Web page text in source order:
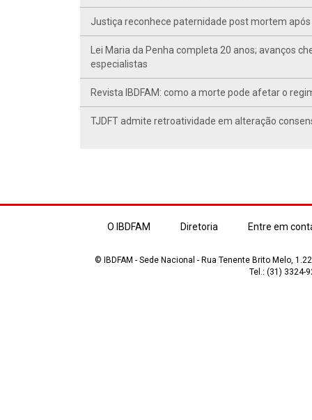
Justiça reconhece paternidade post mortem
Lei Maria da Penha completa 20 anos; avanços
especialistas
Revista IBDFAM: como a morte pode afetar o
TJDFT admite retroatividade em alteração
O IBDFAM Diretoria Entre em
© IBDFAM - Sede Nacional - Rua Tenente Brito Melo,
Tel.: (31) 3324-